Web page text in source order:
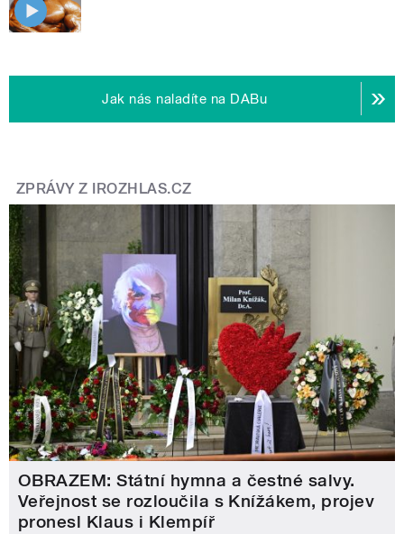
Jak nás naladíte na DABu
ZPRÁVY Z IROZHLAS.CZ
OBRAZEM: Státní hymna a čestné salvy.
Veřejnost se rozloučila s Knížákem, projev
pronesl Klaus i Klempíř